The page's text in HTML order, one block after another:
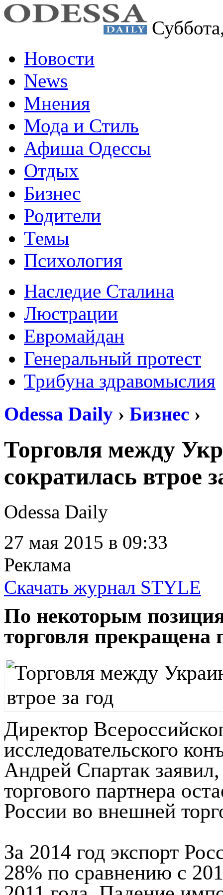
Новости
News
Мнения
Мода и Стиль
Афиша Одессы
Отдых
Бизнес
Родители
Темы
Психология
Наследие Сталина
Люстрации
Евромайдан
Генеральный протест
Трибуна здравомыслия
Odessa Daily › Бизнес ›
Торговля между
сократилась втрое
Odessa Daily
27 мая 2015 в 09:33
Реклама
Скачать журнал STYLE
По некоторым
торговля прекращена
Директор
исследовательского
Андрей Спартак
торгового партнера
России во внешней
За 2014 год экспорт
28% по сравнению с